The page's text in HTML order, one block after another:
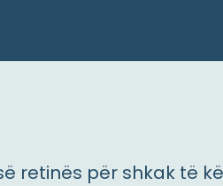
retinës për shkak të